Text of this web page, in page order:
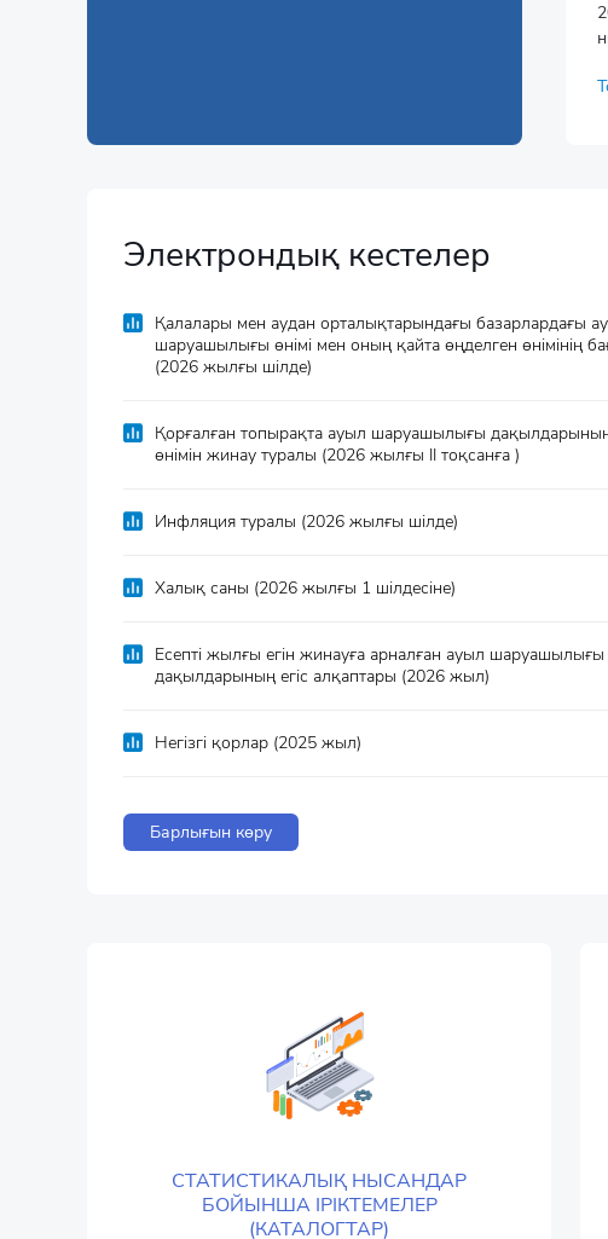
Электрондық кестелер
Қалалары мен аудан орталықтарындағы базарлардағы
шаруашылығы өнімі мен оның қайта өңделген өнімінің
(2026 жылғы шілде)
Қорғалған топырақта ауыл шаруашылығы
өнімін жинау туралы (2026 жылғы II тоқсанға )
Инфляция туралы (2026 жылғы шілде)
Халық саны (2026 жылғы 1 шілдесіне)
Есепті жылғы егін жинауға арналған ауыл шаруашылығы
дақылдарының егіс алқаптары (2026 жыл)
Негізгі қорлар (2025 жыл)
Барлығын көру
СТАТИСТИКАЛЫҚ НЫСАНДАР
БОЙЫНША ІРІКТЕМЕЛЕР
(КАТАЛОГТАР)